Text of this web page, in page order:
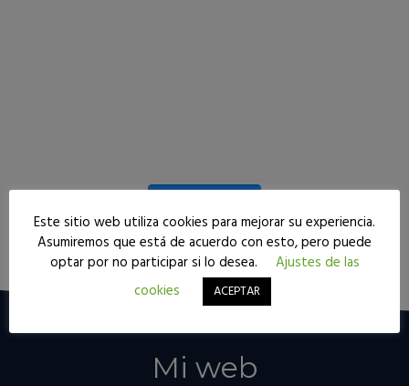
Mi web
Este sitio web utiliza cookies para mejorar su experiencia.
Asumiremos que está de acuerdo con esto, pero puede
optar por no participar si lo desea.
Ajustes de las
cookies
ACEPTAR